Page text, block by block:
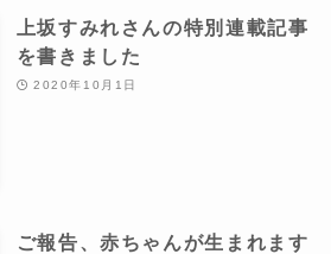
上坂すみれさんの特別連載記事
を書きました
2020年10月1日
ご報告、赤ちゃんが生まれます